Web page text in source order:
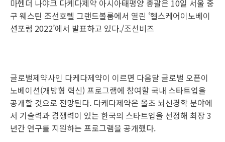
마헨더 나야크 다케다제약 아시아태평양 총괄은 10일 서울 중
구 웨스틴 조선호텔 그랜드볼룸에서 열린 ‘헬스케어이노베이
션포럼 2022’에서 발표하고 있다./조선비즈
글로벌제약사인 다케다제약이 이르면 다음달 글로벌 오픈이
노베이션(개방형 혁신) 프로그램에 참여할 국내 스타트업을
공개할 것으로 전망된다. 다케다제약은 올초 뇌신경학 분야에
서 기술력과 경쟁력이 있는 한국의 스타트업을 선정해 최장 3
년간 연구를 지원하는 프로그램을 공개했다.